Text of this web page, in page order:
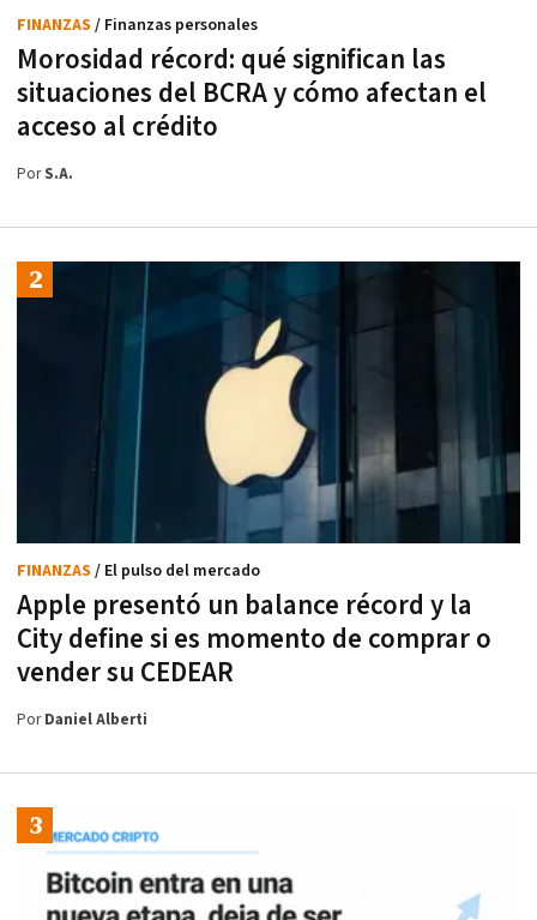
Morosidad récord: qué significan las
situaciones del BCRA y cómo afectan el
acceso al crédito
FINANZAS / Finanzas personales
PorS.A.
Apple presentó un balance récord y la
City define si es momento de comprar o
vender su CEDEAR
FINANZAS / El pulso del mercado
PorDaniel Alberti